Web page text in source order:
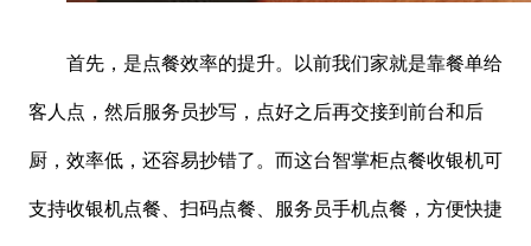
首先，是点餐效率的提升。以前我们家就是靠餐单给
客人点，然后服务员抄写，点好之后再交接到前台和后
厨，效率低，还容易抄错了。而这台智掌柜点餐收银机可
支持收银机点餐、扫码点餐、服务员手机点餐，方便快捷